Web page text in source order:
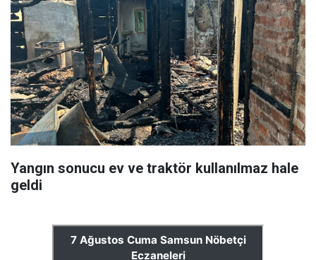
Yangın sonucu ev ve traktör kullanılmaz hale
geldi